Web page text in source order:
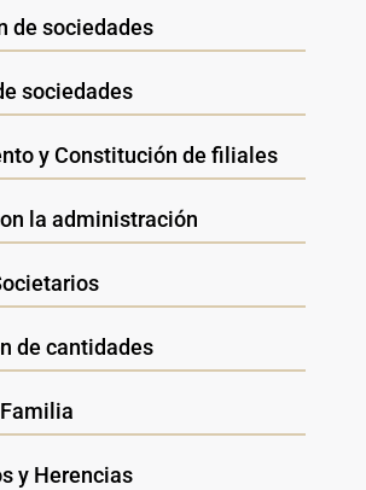
de sociedades
sociedades
y Constitución de filiales
la administración
de cantidades
y Herencias